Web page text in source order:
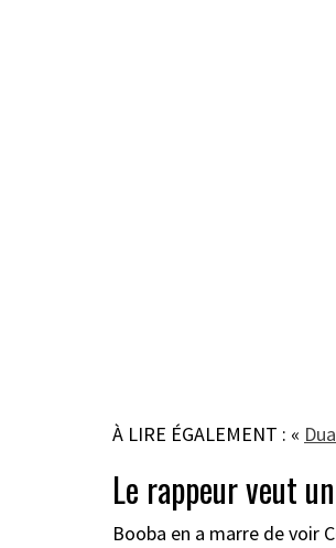
À LIRE ÉGALEMENT : «
Le rappeur veut
Booba en a marre de voir